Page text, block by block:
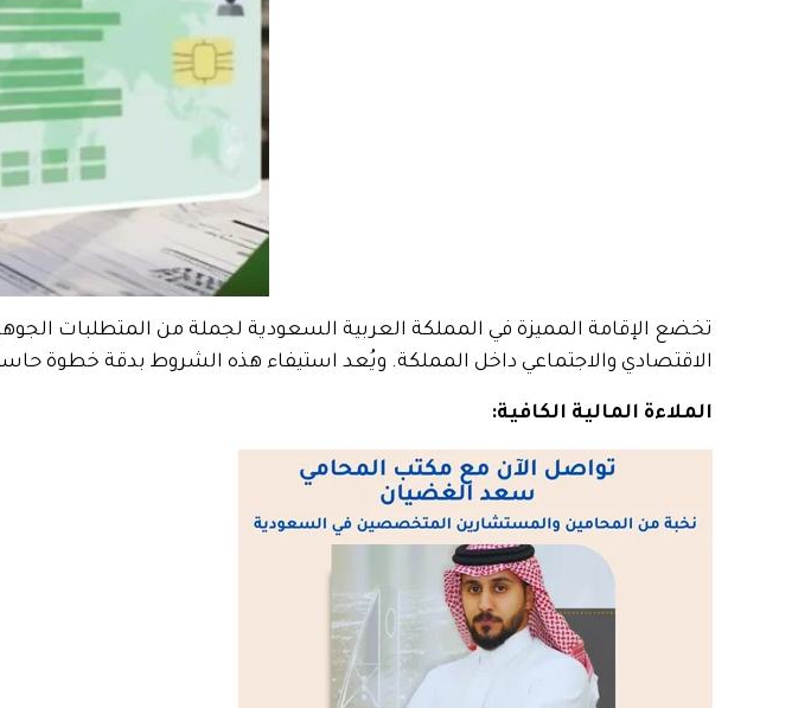
تخضع الإقامة المميزة في المملكة العربية السعودية لجملة من المتطلبات
الاقتصادي والاجتماعي داخل المملكة. ويُعد استيفاء هذه الشروط بدقة خطوة
الملاءة المالية الكافية: